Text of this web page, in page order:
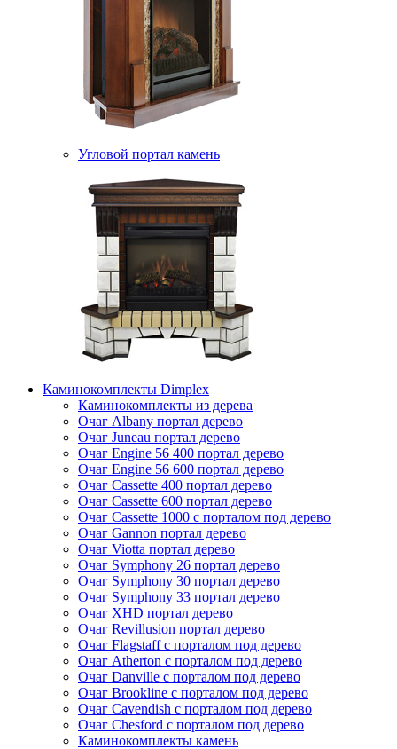
Угловой портал камень
Каминокомплекты Dimplex
Каминокомплекты из дерева
Очаг Albany портал дерево
Очаг Juneau портал дерево
Очаг Engine 56 400 портал дерево
Очаг Engine 56 600 портал дерево
Очаг Cassette 400 портал дерево
Очаг Cassette 600 портал дерево
Очаг Cassette 1000 с порталом под дерево
Очаг Gannon портал дерево
Очаг Viotta портал дерево
Очаг Symphony 26 портал дерево
Очаг Symphony 30 портал дерево
Очаг Symphony 33 портал дерево
Очаг XHD портал дерево
Очаг Revillusion портал дерево
Очаг Flagstaff с порталом под дерево
Очаг Atherton с порталом под дерево
Очаг Danville с порталом под дерево
Очаг Brookline с порталом под дерево
Очаг Cavendish с порталом под дерево
Очаг Chesford с порталом под дерево
Каминокомплекты камень